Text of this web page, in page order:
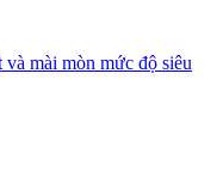
và mài mòn mức độ siêu